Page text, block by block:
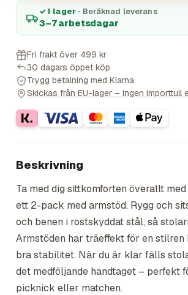
✓ I lager · Beräknad leverans
3–7 arbetsdagar
Fri frakt över 499 kr
30 dagars öppet köp
Trygg betalning med Klarna
Skickas från EU-lager – ingen importtull
Beskrivning
Ta med dig sittkomforten överallt
ett 2-pack med armstöd. Rygg och
och benen i rostskyddat stål, så
Armstöden har träeffekt för en
bra stabilitet. När du är klar fälls
det medföljande handtaget – perfekt
picknick eller matchen.